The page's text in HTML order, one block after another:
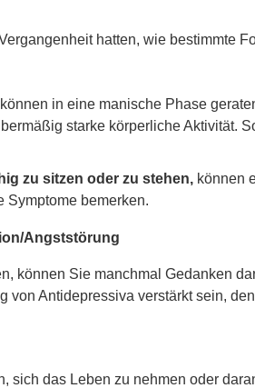
hatten, wie bestimmte
können in eine manische Phase
starke körperliche Aktivität.
zu sitzen oder zu stehen, können
Symptome bemerken.
Angststörung
können Sie manchmal Gedanken
Antidepressiva verstärkt sein,
sich das Leben zu nehmen oder